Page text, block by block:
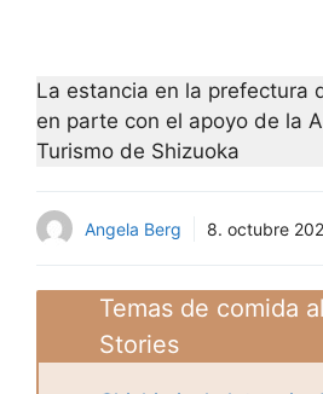
La estancia en la prefectura
en parte con el apoyo de la
Turismo de Shizuoka
Angela Berg 8. octubre
Temas de comida
Stories